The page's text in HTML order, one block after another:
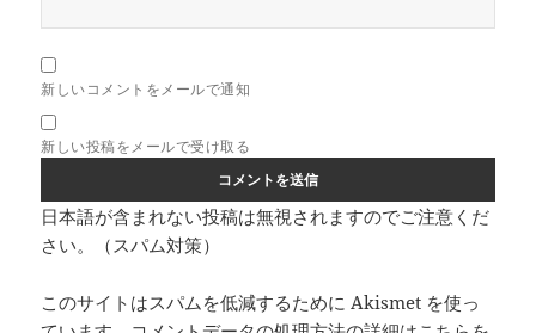
新しいコメントをメールで通知
新しい投稿をメールで受け取る
日本語が含まれない投稿は無視されますのでご注意くだ
さい。（スパム対策）
このサイトはスパムを低減するために Akismet を使っ